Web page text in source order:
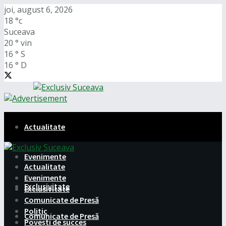
joi, august 6, 2026
18 °c
Suceava
20 ° vin
16 ° S
16 ° D
Actualitate
Evenimente
Exclusivitate
Comunicate de Presă
Actualitate
Evenimente
Exclusivitate
Comunicate de Presă
Politic
Povești de succes